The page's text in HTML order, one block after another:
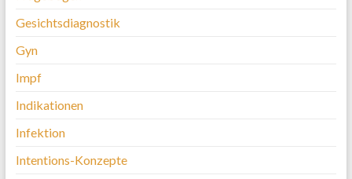
Gesichtsdiagnostik
Gyn
Impf
Indikationen
Infektion
Intentions-Konzepte